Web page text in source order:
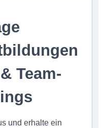
Team-
und erhalte ein